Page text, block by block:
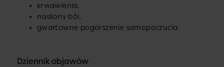
krwawienia,
nasilony ból,
gwałtowne pogorszenie samopoczucia.
Dziennik objawów